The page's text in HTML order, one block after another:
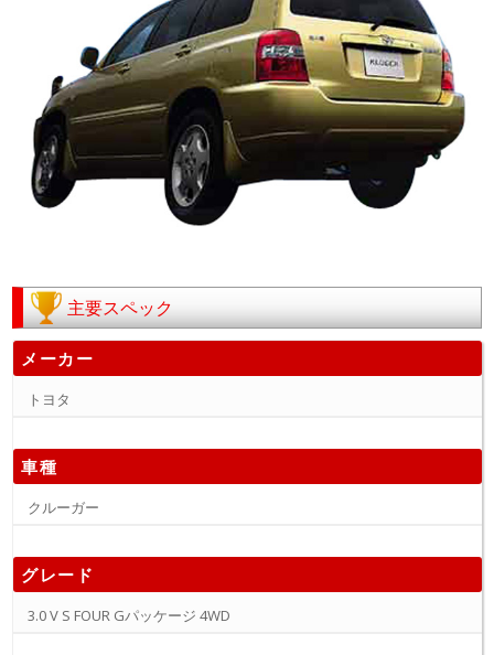
主要スペック
メーカー
トヨタ
車種
クルーガー
グレード
3.0 V S FOUR Gパッケージ 4WD